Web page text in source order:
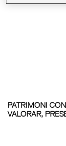
PATRIMONI
VALORAR,